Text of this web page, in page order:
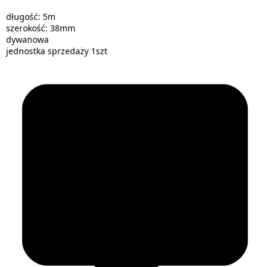
długość: 5m
szerokość: 38mm
dywanowa
jednostka sprzedaży 1szt